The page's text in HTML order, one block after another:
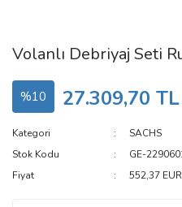
Volanlı Debriyaj Seti
%10 27.309,70 TL
Kategori
SACHS
Stok Kodu
GE-
Fiyat
552,37 EUR